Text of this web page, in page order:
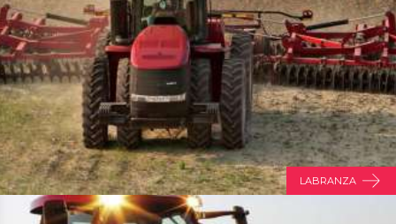
LABRANZA